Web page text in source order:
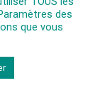
des
que vous